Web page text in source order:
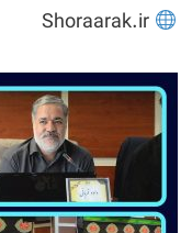
Shoraarak.ir